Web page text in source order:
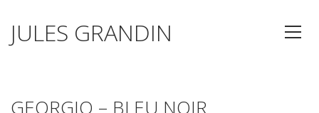
JULES GRANDIN
GEORGIO – BLEU NOIR